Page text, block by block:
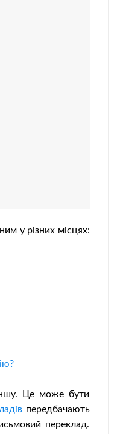
у різних місцях:
Це може бути
передбачають
переклад.